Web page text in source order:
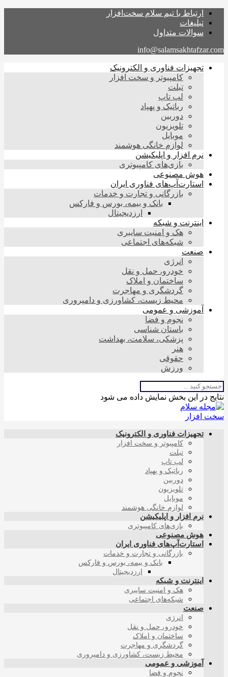
ارتباط با تیم سلام سخت‌افزار
تبلیغات
سوالات متداول
info@salamsakhtafzar.com
تجهیزات فناوری و الکترونیک
کامپیوتر و سخت افزار
تبلت
لپ تاپ
رباتیک و پهپاد
دوربین
تلویزیون
موبایل
لوازم خانگی هوشمند
نرم افزار و اپلیکیشن
بازی‌های کامپیوتری
هوش مصنوعی
استارت‌آپ‌های فناوری ایران
بازرگانی و تجارت و خدمات
بانک و بیمه، بورس و فارکس
ارزدیجیتال
اینترنت و شبکه
هک و امنیت سایبری
شبکه‌های اجتماعی
صنعت
انرژی
خودرو، حمل و نقل
ساختمان و املاک
گردشگری و مهاجرت
محیط زیست، کشاورزی و دامپروری
آموزشی و عمومی
نجوم و فضا
باستان شناسی
پزشکی، سلامت، بهداشت
هنر
حقوقی
ورزش
نتایج در این بخش نمایش داده می شود
تجهیزات فناوری و الکترونیک
کامپیوتر و سخت افزار
تبلت
لپ تاپ
رباتیک و پهپاد
دوربین
تلویزیون
موبایل
لوازم خانگی هوشمند
نرم افزار و اپلیکیشن
بازی‌های کامپیوتری
هوش مصنوعی
استارت‌آپ‌های فناوری ایران
بازرگانی و تجارت و خدمات
بانک و بیمه، بورس و فارکس
ارزدیجیتال
اینترنت و شبکه
هک و امنیت سایبری
شبکه‌های اجتماعی
صنعت
انرژی
خودرو، حمل و نقل
ساختمان و املاک
گردشگری و مهاجرت
محیط زیست، کشاورزی و دامپروری
آموزشی و عمومی
نجوم و فضا